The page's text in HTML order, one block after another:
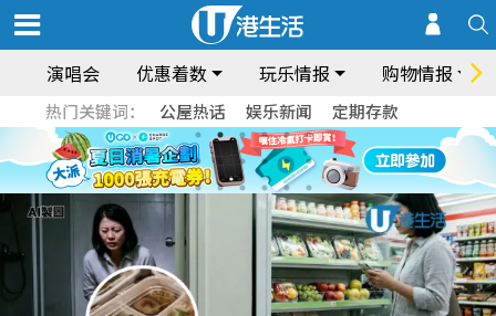
演唱会 优惠着数 玩乐情报 购物情报
热门关键词： 公屋热话 娱乐新闻 定期存款